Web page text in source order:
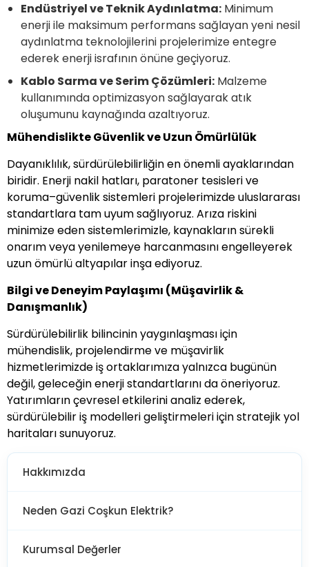
Endüstriyel ve Teknik Aydınlatma: Minimum
enerji ile maksimum performans sağlayan yeni nesil
aydınlatma teknolojilerini projelerimize entegre
ederek enerji israfının önüne geçiyoruz.
Kablo Sarma ve Serim Çözümleri: Malzeme
kullanımında optimizasyon sağlayarak atık
oluşumunu kaynağında azaltıyoruz.
Mühendislikte Güvenlik ve Uzun Ömürlülük
Dayanıklılık, sürdürülebilirliğin en önemli ayaklarından
biridir. Enerji nakil hatları, paratoner tesisleri ve
koruma–güvenlik sistemleri projelerimizde uluslararası
standartlara tam uyum sağlıyoruz. Arıza riskini
minimize eden sistemlerimizle, kaynakların sürekli
onarım veya yenilemeye harcanmasını engelleyerek
uzun ömürlü altyapılar inşa ediyoruz.
Bilgi ve Deneyim Paylaşımı (Müşavirlik &
Danışmanlık)
Sürdürülebilirlik bilincinin yaygınlaşması için
mühendislik, projelendirme ve müşavirlik
hizmetlerimizde iş ortaklarımıza yalnızca bugünün
değil, geleceğin enerji standartlarını da öneriyoruz.
Yatırımların çevresel etkilerini analiz ederek,
sürdürülebilir iş modelleri geliştirmeleri için stratejik yol
haritaları sunuyoruz.
Hakkımızda
Neden Gazi Coşkun Elektrik?
Kurumsal Değerler